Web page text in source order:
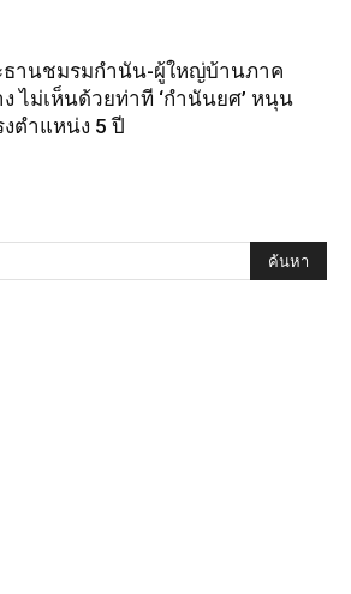
ธานชมรมกำนัน-ผู้ใหญ่บ้านภาค
ง ไม่เห็นด้วยท่าที ‘กำนันยศ’ หนุน
งตำแหน่ง 5 ปี